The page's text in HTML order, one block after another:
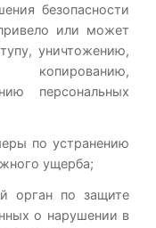
безопасности
или может
уничтожению,
копированию,
персональных
по устранению
ущерба;
орган по защите
о нарушении в